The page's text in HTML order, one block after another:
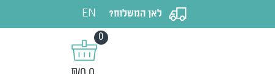
לאן המשלוח? EN
0